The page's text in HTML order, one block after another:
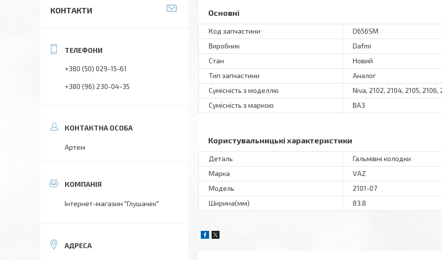
Основні
Код запчастини
D656SM
Виробник
Dafmi
Стан
Новий
Тип запчастини
Аналог
Сумісність з моделлю
Niva, 2102, 2104, 2105, 2106,
Сумісність з маркою
ВАЗ
Користувальницькі характеристики
Деталь
Гальмівні колодки
Марка
VAZ
Мoдель
2101-07
Ширина(мм)
83.8
КОНТАКТИ
+380 (50) 029-15-61
+380 (96) 230-04-35
Артем
Інтернет-магазин "Глушачек"